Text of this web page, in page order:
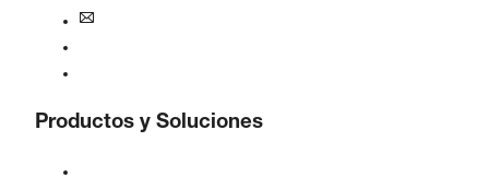
Productos y Soluciones